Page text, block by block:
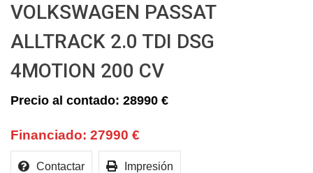
VOLKSWAGEN PASSAT
ALLTRACK 2.0 TDI DSG
4MOTION 200 CV
28990 €
27990 €
Contactar Impresión